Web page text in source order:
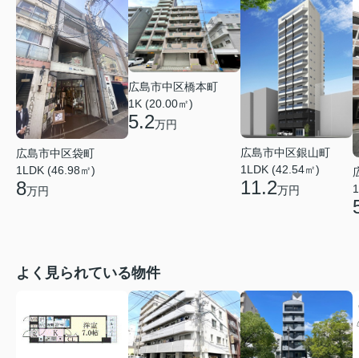
広島市中区袋町
1LDK (46.98㎡)
8万円
広島市中区橋本町
1K (20.00㎡)
5.2万円
広島市中区銀山町
1LDK (42.54㎡)
11.2万円
よく見られている物件